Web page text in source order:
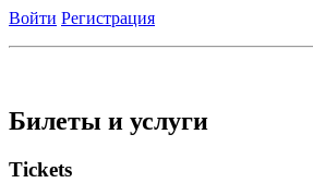
Войти Регистрация
Билеты и услуги
Tickets